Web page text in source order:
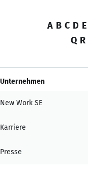
A B C D E
Q R
Unternehmen
New Work SE
Karriere
Presse